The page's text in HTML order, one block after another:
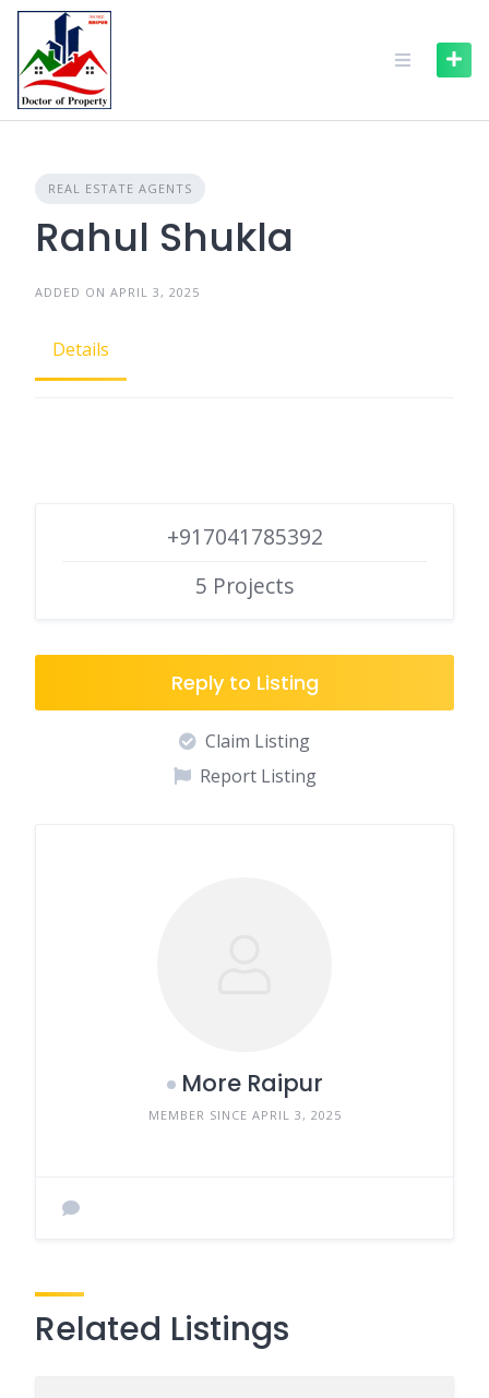
REAL ESTATE AGENTS
Rahul Shukla
ADDED ON APRIL 3, 2025
Details
+917041785392
5 Projects
Reply to Listing
Claim Listing
Report Listing
More Raipur
MEMBER SINCE APRIL 3, 2025
Related Listings